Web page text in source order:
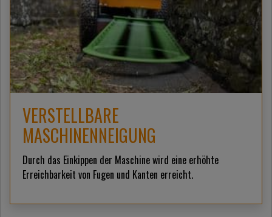
VERSTELLBARE
MASCHINENNEIGUNG
Durch das Einkippen der Maschine wird eine erhöhte
Erreichbarkeit von Fugen und Kanten erreicht.